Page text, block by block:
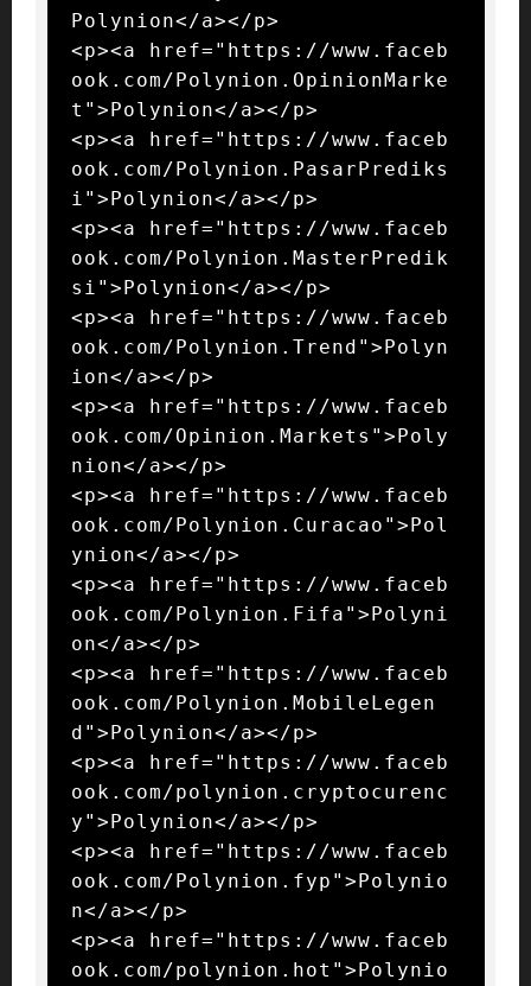
Polynion</a></p>
<p><a href="https://www.faceb
ook.com/Polynion.OpinionMarke
t">Polynion</a></p>
<p><a href="https://www.faceb
ook.com/Polynion.PasarPrediks
i">Polynion</a></p>
<p><a href="https://www.faceb
ook.com/Polynion.MasterPredik
si">Polynion</a></p>
<p><a href="https://www.faceb
ook.com/Polynion.Trend">Polyn
ion</a></p>
<p><a href="https://www.faceb
ook.com/Opinion.Markets">Poly
nion</a></p>
<p><a href="https://www.faceb
ook.com/Polynion.Curacao">Pol
ynion</a></p>
<p><a href="https://www.faceb
ook.com/Polynion.Fifa">Polyni
on</a></p>
<p><a href="https://www.faceb
ook.com/Polynion.MobileLegen
d">Polynion</a></p>
<p><a href="https://www.faceb
ook.com/polynion.cryptocurenc
y">Polynion</a></p>
<p><a href="https://www.faceb
ook.com/Polynion.fyp">Polynio
n</a></p>
<p><a href="https://www.faceb
ook.com/polynion.hot">Polynio